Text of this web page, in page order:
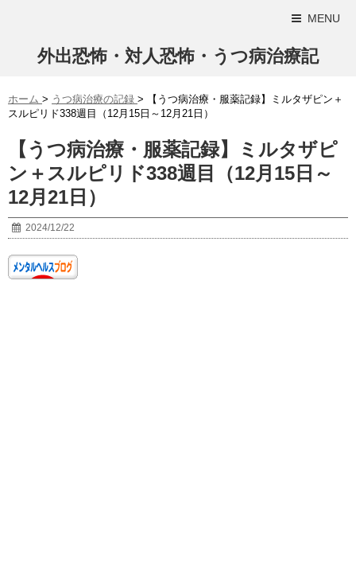
MENU
外出恐怖・対人恐怖・うつ病治療記
ホーム > うつ病治療の記録 >
【うつ病治療・服薬記録】ミルタザピン＋
スルピリド338週目（12月15日～12月21日）
【うつ病治療・服薬記録】ミルタザピ
ン＋スルピリド338週目（12月15日～
12月21日）
2024/12/22